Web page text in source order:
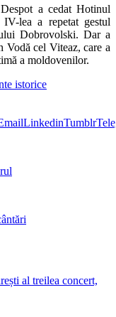
a cedat Hotinul
lea a repetat gestul
Dobrovolski. Dar a
cel Viteaz, care a
a moldovenilor.
istorice
LinkedinTumblr
al treilea concert,